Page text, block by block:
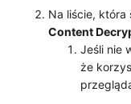
Na liście, która
Content
Jeśli nie
że